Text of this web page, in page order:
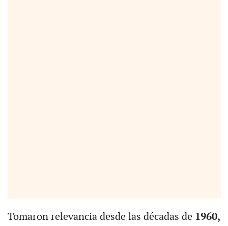
Tomaron relevancia desde las décadas de 1960,